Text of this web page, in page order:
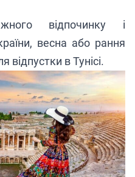
відпочинку і
весна або рання
відпустки в Тунісі.